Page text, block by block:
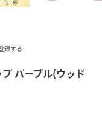
録する
パープル(ウッド